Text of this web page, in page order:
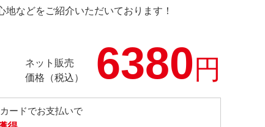
などをご紹介いただいております！
ネット販売
価格（税込）
6380円
ードでお支払いで